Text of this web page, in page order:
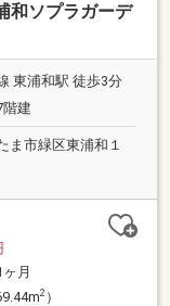
和ソプラガーデ
東浦和駅 徒歩3分
建
ま市緑区東浦和１
ヶ月
2）